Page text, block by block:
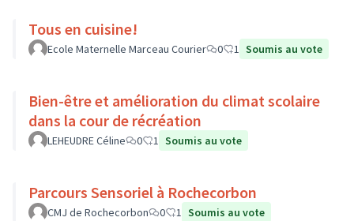
Tous en cuisine!
Ecole Maternelle Marceau Courier 0 1 Soumis au vote
Bien-être et amélioration du climat scolaire
dans la cour de récréation
LEHEUDRE Céline 0 1 Soumis au vote
Parcours Sensoriel à Rochecorbon
CMJ de Rochecorbon 0 1 Soumis au vote